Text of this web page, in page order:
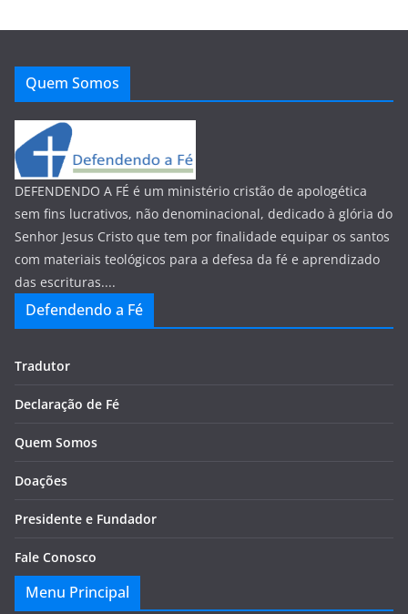
Quem Somos
DEFENDENDO A FÉ é um ministério cristão de apologética
sem fins lucrativos, não denominacional, dedicado à glória do
Senhor Jesus Cristo que tem por finalidade equipar os santos
com materiais teológicos para a defesa da fé e aprendizado
das escrituras....
Defendendo a Fé
Tradutor
Declaração de Fé
Quem Somos
Doações
Presidente e Fundador
Fale Conosco
Menu Principal